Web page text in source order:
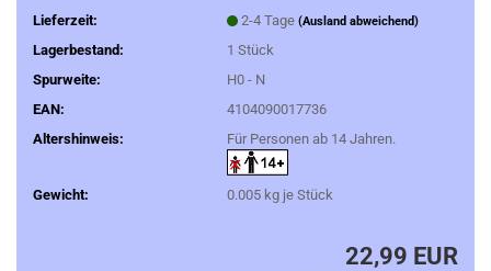
Lieferzeit:
2-4 Tage (Ausland abweichend)
Lagerbestand: 1 Stück
Spurweite:
H0 - N
EAN:
4104090017736
Altershinweis:
Für Personen ab 14 Jahren.
Gewicht: 0.005kg je Stück
22,99 EUR